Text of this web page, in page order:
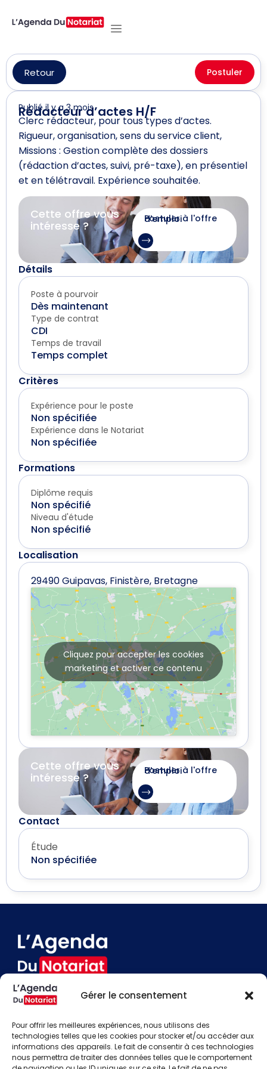
Gérer le consentement
Pour offrir les meilleures expériences, nous utilisons des
technologies telles que les cookies pour stocker et/ou accéder aux
informations des appareils. Le fait de consentir à ces technologies
nous permettra de traiter des données telles que le comportement
Retour Postuler
Rédacteur d’actes H/F
Publié il y a 3 mois
Clerc rédacteur, pour tous types d’actes.
Rigueur, organisation, sens du service client,
Missions : Gestion complète des dossiers
(rédaction d’actes, suivi, pré-taxe), en présentiel
et en télétravail. Expérience souhaitée.
Cette offre vous
intéresse ?
Postuler à l'offre d'emploi
Détails
Poste à pourvoir
Dès maintenant
Type de contrat
CDI
Temps de travail
Temps complet
Critères
Expérience pour le poste
Non spécifiée
Expérience dans le Notariat
Non spécifiée
Formations
Diplôme requis
Non spécifié
Niveau d'étude
Non spécifié
Localisation
29490 Guipavas, Finistère, Bretagne
Cliquez pour accepter les cookies
marketing et activer ce contenu
Cette offre vous
intéresse ?
Postuler à l'offre d'emploi
Contact
Étude
Non spécifiée
Contact
Besoin d'aide
Actualités
Évènements